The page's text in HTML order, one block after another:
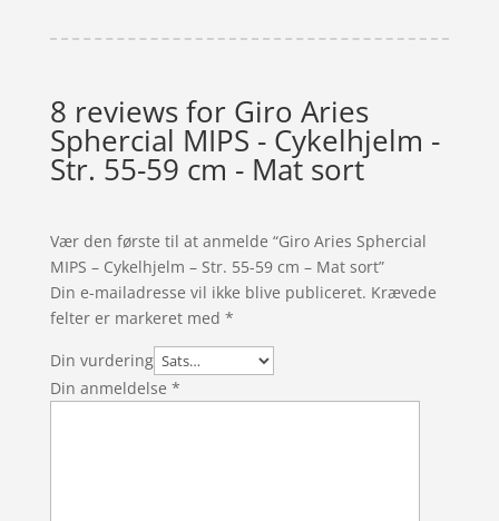
8 reviews for Giro Aries
Sphercial MIPS - Cykelhjelm -
Str. 55-59 cm - Mat sort
Vær den første til at anmelde “Giro Aries Sphercial
MIPS – Cykelhjelm – Str. 55-59 cm – Mat sort”
Din e-mailadresse vil ikke blive publiceret. Krævede
felter er markeret med *
Din vurdering
Din anmeldelse *